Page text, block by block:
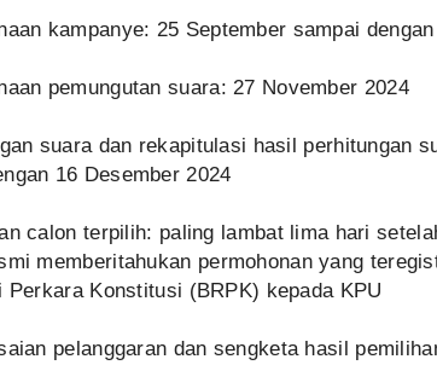
kampanye: 25 September sampai
pemungutan suara: 27 November 2024
suara dan rekapitulasi hasil perhitungan
16 Desember 2024
calon terpilih: paling lambat lima hari
memberitahukan permohonan yang
Perkara Konstitusi (BRPK) kepada KPU
pelanggaran dan sengketa hasil